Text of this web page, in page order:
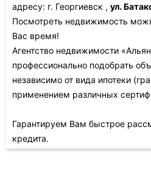
адресу: г. Георгиевск , ул.
Посмотреть недвижимость
Вас время!
Агентство недвижимости
профессионально подобрать
независимо от вида ипотеки
применением различных
Гарантируем Вам быстрое
кредита.